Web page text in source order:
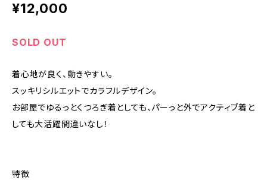
¥12,000
SOLD OUT
着心地が良く、動きやすい。
スッキリシルエットでカラフルデザイン。
お部屋でゆるっとくつろぎ着としても、パーっと外でアクティブ着と
しても大活躍間違いなし！
特徴